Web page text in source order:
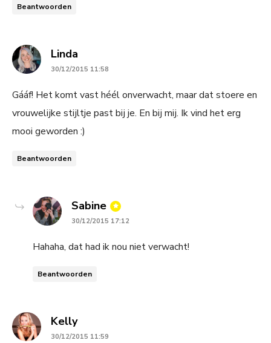
Beantwoorden
Linda
30/12/2015 11:58
Gááf! Het komt vast héél onverwacht, maar dat stoere en
vrouwelijke stijltje past bij je. En bij mij. Ik vind het erg
mooi geworden :)
Beantwoorden
Sabine says:
30/12/2015 17:12
Hahaha, dat had ik nou niet verwacht!
Beantwoorden
Kellysays:
30/12/2015 11:59